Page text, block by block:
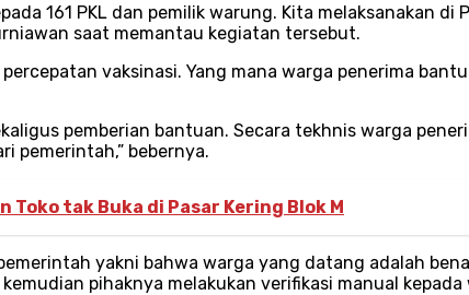
161 PKL dan pemilik warung. Kita melaksanakan
saat memantau kegiatan tersebut.
vaksinasi. Yang mana warga penerima
pemberian bantuan. Secara tekhnis warga
pemerintah,” bebernya.
tak Buka di Pasar Kering Blok M
yakni bahwa warga yang datang adalah
pihaknya melakukan verifikasi manual